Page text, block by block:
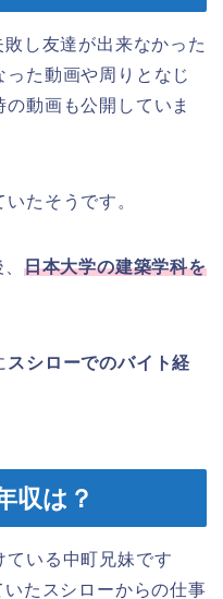
し友達が出来なかった
た動画や周りとなじ
動画も公開していま
たそうです。
日本大学の建築学科を
スシローでのバイト経
収は？
ている中町兄妹です
たスシローからの仕事